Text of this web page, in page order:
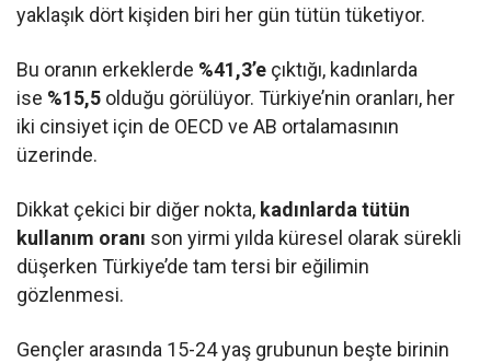
yaklaşık dört kişiden biri her gün tütün tüketiyor.
Bu oranın erkeklerde %41,3’e çıktığı, kadınlarda
ise %15,5 olduğu görülüyor. Türkiye’nin oranları, her
iki cinsiyet için de OECD ve AB ortalamasının
üzerinde.
Dikkat çekici bir diğer nokta, kadınlarda tütün
kullanım oranı son yirmi yılda küresel olarak sürekli
düşerken Türkiye’de tam tersi bir eğilimin
gözlenmesi.
Gençler arasında 15-24 yaş grubunun beşte birinin